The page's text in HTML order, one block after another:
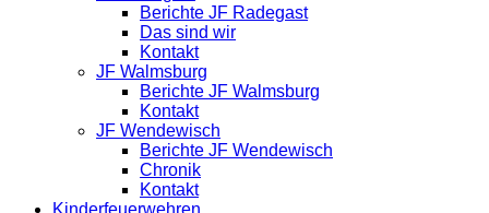
Berichte JF Radegast
Das sind wir
Kontakt
JF Walmsburg
Berichte JF Walmsburg
Kontakt
JF Wendewisch
Berichte JF Wendewisch
Chronik
Kontakt
Kinderfeuerwehren